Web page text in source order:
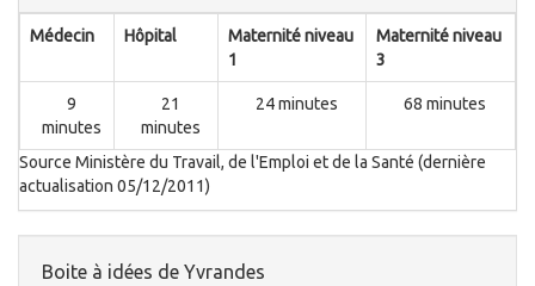
Médecin Hôpital
Maternité niveau
1
Maternité niveau
3
9
minutes
21
minutes
24 minutes 68 minutes
Source Ministère du Travail, de l'Emploi et de la Santé (dernière
actualisation 05/12/2011)
Boite à idées de Yvrandes